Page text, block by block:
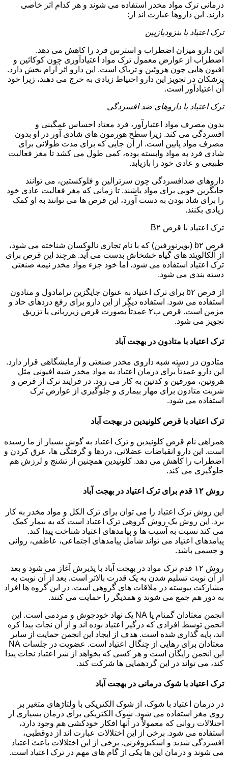
درمانی ترک مواد مخدر استفاده می شوند و هر کدام اثر خاصی
دارند. این داروها عبارت اند از:
ترک اعتیاد با بنزودیازپین
این دارو میزان اضطراب و استرس فرد را کاهش می دهد.
اضطراب از عوارض معمول ترک مواد اعتیادآوری چون کوکائین و
افیون هایی چون هروئین و تریاک است. این دارو اثر آرام بخش دارد.
پزشکان در تجویز این دارو احتیاط زیادی به خرج می دهند، زیرا خود
آن اعتیادآور است.
ترک اعتیاد با داروهای ضد افسردگی
بدون مصرف مواد اعتیارآور، فرد معتاد احساس غمگینی و
افسردگی می کند. زیرا سطح هورمون های شادی آور در او بدون
مصرف مواد پایین است. از آن جایی که برای مدت طولانی برای
شادی فرد به مواد وابسته بوده، کمی طول می کشد تا مغز فعالیت
طبیعی و عادی خود را بازیابد.
داروهای ضدافسردگی چون سرترالین و فلوکستین، می توانند
جایگزین خوبی برای مواد باشند. تا زمانی که مغز فعالیت عادی خود
را برای شاد بودن به دست آورد، این قرص ها می توانند به او کمک
زیادی بکنند.
ترک اعتیاد با قرص B۲
قرص b۲ (بوپرنورفین) که با نام تجاری نالوکسان شناخته می شود،
از آلکالویئد های گیاه خشخاش بدست می آید. هرچند این قرص برای
ترک اعتیاد استفاده می شود، اما خود جزء مواد مخدر نیمه صنعتی
دسته بندی می شود.
از قرص b۲ برای ترک اعتیاد به عنوان جایگزین ترامادول و متادون
استفاده می شود. استفاده دیگر از این دارو برای رفع دردهای حاد و
مزمن است. قرص ب۲ عمدتاً بصورت قرص زیرزبانی یا تزریق
تجویز می شود.
ترک اعتیاد با متادون در بهجت آباد
متادون در دسته شبه داروی مخدر صنعتی و آزمایشگاهی قرار دارد.
این دارو عمدتاً برای درمان اعتیاد به مواد مخدر شبه افیونی مثل
هروئین، مورفین و کدئین به کار می رود. در فرایند ترک از قرص و
شربت متادون برای مهار بیماری و جلوگیری از عوارض ترک
استفاده می شود.
ترک اعتیاد با قرص کلونیدین در بهجت آباد
همراهی نام قرص کلونیدین و ترک اعتیاد به گوش بسیار از ما رسیده
است. این دارو انقباضات عضلانی، دردها و گرفتگی ها، عرق کردن و
اضطراب را کاهش می دهد. کلونیدین همچنین از تشنج و لرزش هم
جلوگیری می کند.
روش ۱۲ قدم برای ترک اعتیاد در بهجت آباد
این روش ترک اعتیاد را می توان برای ترک الکل و مواد مخدر به کار
برد. این روش یک روش گروهی ترک اعتیاد است که به بیمار کمک
می کند نسبت به آسیب ها و پیامدهای اعتیاد شناخت پیدا کند.
پیامدهای اعتیاد می تواند شامل پیامدهای اجتماعی، عاطفی، روانی
و جسمی باشد.
روش ۱۲ قدم ترک مواد در بهجت آباد با پذیرش آغاز می شود و بعد
از آن نوبت تسلیم شدن به یک قدرت بالاتر است. بعد از آن نوبت به
مشارکت پیوسته در ملاقات های گروهی است. در این گروه ها افراد
به دور هم جمع می شوند و همدیگر را حمایت می کنند.
انجمن معتادان گمنام یا NA یک نهاد خودجوش و مردمی است. این
انجمن توسط افرادی که درگیر اعتیاد بوده اند و از آن نجات پیدا کره
اند، پایه گذاری شده است. هدف از ایجاد این انجمن حمایت از سایر
معتادان برای رهایی از چنگال اعتیاد است. عضویت در جلسات NA
این انجمن رایگان است و هر کسی که بخواهد از شر اعتیاد نجات پیدا
کند، می تواند در این گردهمایی ها شرکت کند.
ترک اعتیاد با شوک درمانی در بهجت آباد
در درمان اعتیاد با شوک، از شوک الکتریکی با ولتاژهای متغیر بر
روی مغز استفاده می شود. شوک الکتریکی برای درمان بسیاری از
اختلالات روانی که معمولاً در آنها افکار خودکشی هم وجود دارد،
استفاده می شود. برخی از این اختلالات عبارت اند از دوقطبی،
افسردگی شدید و اسکیزوفرنی. برخی از این اختلالات باعث اعتیاد
می شوند و درمان این ها یکی از گام های مهم در ترک اعتیاد است.